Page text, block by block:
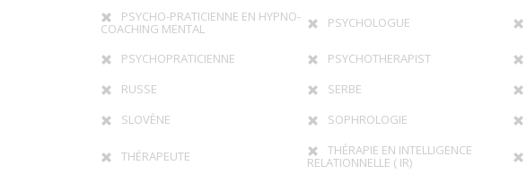
PSYCHO-PRATICIENNE EN HYPNO-
COACHING MENTAL PSYCHOLOGUE
PSYCHOPRATICIENNE PSYCHOTHERAPIST
RUSSE
SERBE
SLOVÈNE
SOPHROLOGIE
THÉRAPEUTE THÉRAPIE EN INTELLIGENCE
RELATIONNELLE ( IR)